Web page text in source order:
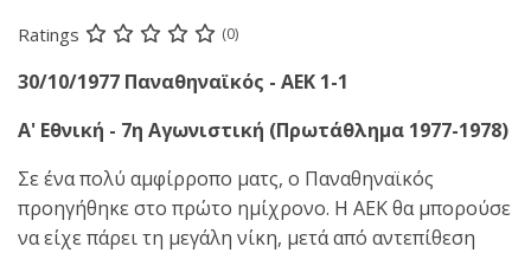
Ratings (0)
30/10/1977 Παναθηναϊκός - ΑΕΚ 1-1
Α' Εθνική - 7η Αγωνιστική (Πρωτάθλημα 1977-1978)
Σε ένα πολύ αμφίρροπο ματς, ο Παναθηναϊκός
προηγήθηκε στο πρώτο ημίχρονο. Η ΑΕΚ θα μπορούσε
να είχε πάρει τη μεγάλη νίκη, μετά από αντεπίθεση